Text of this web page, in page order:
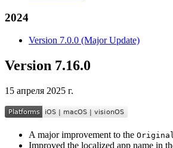
2024
Version 7.0.0 (Major Update)
Version 7.16.0
15 апреля 2025 г.
A major improvement to the
Improved the localized app name in